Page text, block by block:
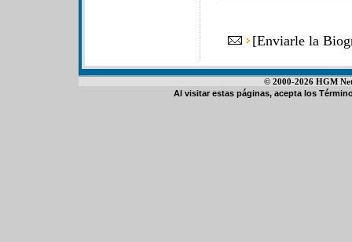
[Enviarle la
© 2000-2026 HGM
Al visitar estas páginas, acepta los